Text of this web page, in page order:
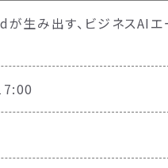
み出す、ビジネスAIエ